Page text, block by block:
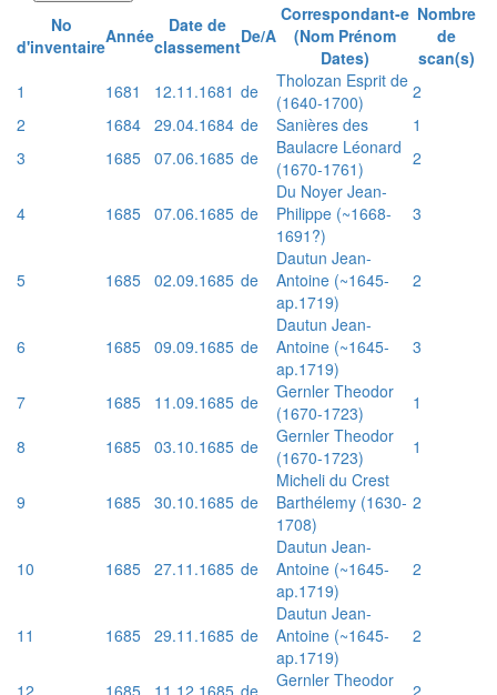
No
d'inventaireAnnée
Date de
classementDe/A
Correspondant-e
(Nom Prénom
Dates)
Nombre
de
scan(s)
1
1681 12.11.1681 de
Tholozan Esprit de
(1640-1700)
2
2
1684 29.04.1684 de Sanières des
1
3
1685 07.06.1685 de
Baulacre Léonard
(1670-1761)
2
4 1685 07.06.1685 de
Du Noyer Jean-
Philippe (~1668-
1691?)
3
5 1685 02.09.1685 de
Dautun Jean-
Antoine (~1645-
ap.1719)
2
6 1685 09.09.1685 de
Dautun Jean-
Antoine (~1645-
ap.1719)
3
7 1685 11.09.1685 de
Gernler Theodor
(1670-1723)
1
8
1685 03.10.1685 de
Gernler Theodor
(1670-1723)
1
9 1685 30.10.1685 de
Micheli du Crest
Barthélemy (1630-
1708)
2
10 1685 27.11.1685 de
Dautun Jean-
Antoine (~1645-
ap.1719)
2
11 1685 29.11.1685 de
Dautun Jean-
Antoine (~1645-
ap.1719)
2
12 1685 11.12.1685 de
Gernler Theodor
2